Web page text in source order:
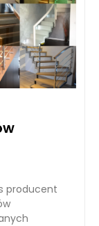
producent